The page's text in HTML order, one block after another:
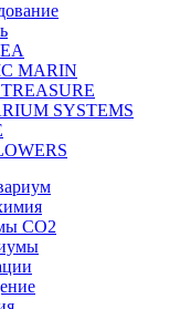
MARIN
SYSTEMS
СО2